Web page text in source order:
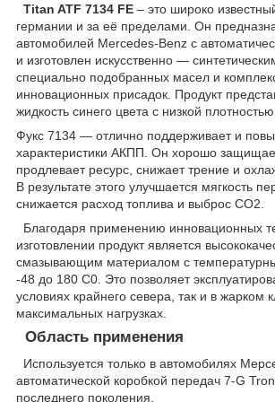
Titan ATF 7134 FE – это широко
германии и за её пределами. Он
автомобилей Mercedes-Benz с
и изготовлен искусственно —
специально подобранных масел и
инновационных присадок. Продукт
жидкость синего цвета с низкой плотностью.
Фукс 7134 — отлично поддерживает и
характеристики АКПП. Он хорошо
продлевает ресурс, снижает трение и
В результате этого улучшается мягкость
снижается расход топлива и выброс СО2
Благодаря применению инновационных
изготовлении продукт является
смазывающим материалом с
-48 до 180 С0 . Это позволяет
условиях крайнего севера, так и в жарком
максимальных нагрузках.
Область применения
Используется только в автомобилях
автоматической коробкой передач 7-G
последнего поколения.